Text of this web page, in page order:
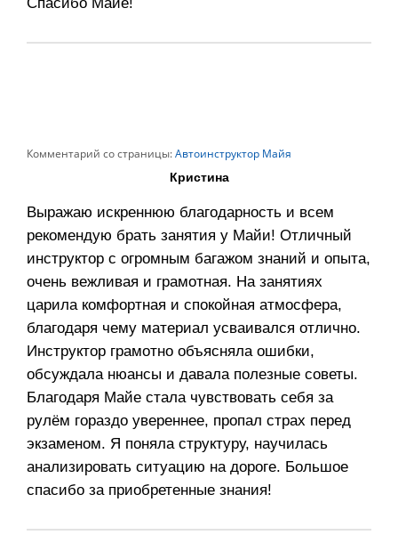
Комментарий со страницы:Автоинструктор Майя
Кристина
Выражаю искреннюю благодарность и всем
рекомендую брать занятия у Майи! Отличный
инструктор с огромным багажом знаний и опыта,
очень вежливая и грамотная. На занятиях
царила комфортная и спокойная атмосфера,
благодаря чему материал усваивался отлично.
Инструктор грамотно объясняла ошибки,
обсуждала нюансы и давала полезные советы.
Благодаря Майе стала чувствовать себя за
рулём гораздо увереннее, пропал страх перед
экзаменом. Я поняла структуру, научилась
анализировать ситуацию на дороге. Большое
спасибо за приобретенные знания!